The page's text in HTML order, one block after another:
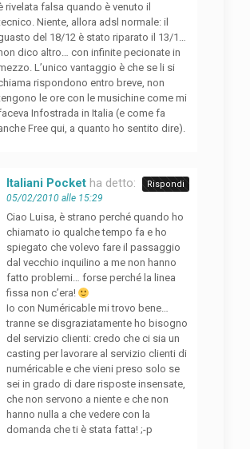
rivelata falsa quando è venuto il
Niente, allora adsl normale: il
del 18/12 è stato riparato il 13/1…
dico altro… con infinite pecionate in
L’unico vantaggio è che se li si
rispondono entro breve, non
le ore con le musichine come mi
Infostrada in Italia (e come fa
Free qui, a quanto ho sentito dire).
Italiani Pocket ha detto:
05/02/2010 alle 15:29
Ciao Luisa, è strano perché quando ho
chiamato io qualche tempo fa e ho
spiegato che volevo fare il passaggio
dal vecchio inquilino a me non hanno
fatto problemi… forse perché la linea
fissa non c’era!
Io con Numéricable mi trovo bene…
tranne se disgraziatamente ho bisogno
del servizio clienti: credo che ci sia un
casting per lavorare al servizio clienti di
numéricable e che vieni preso solo se
sei in grado di dare risposte insensate,
che non servono a niente e che non
hanno nulla a che vedere con la
domanda che ti è stata fatta! ;-p
Rispondi